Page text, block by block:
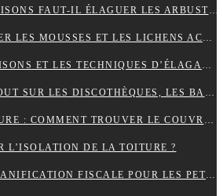
POUR QUELLES RAISONS FAUT-IL ÉLAGUER LES ARBUSTES ET LES ARBRES ?
COMMENT ÉLIMINER LES MOUSSES ET LES LICHENS ACCUMULÉS SUR LE TOIT ?
ZOOM SUR LES SAISONS ET LES TECHNIQUES D’ÉLAGAGE D’ARBRE
PARIS LA NUIT : TOUT SUR LES DISCOTHÈQUES, LES BARS ET LA VIE NOCTURNE
TRAVAUX DE TOITURE : COMMENT TROUVER LE COUVREUR IDÉAL?
L’ISOLATION DE LA TOITURE ?
STRATÉGIES DE PLANIFICATION FISCALE POUR LES PETITES ET MOYENNES ENTREPRISES